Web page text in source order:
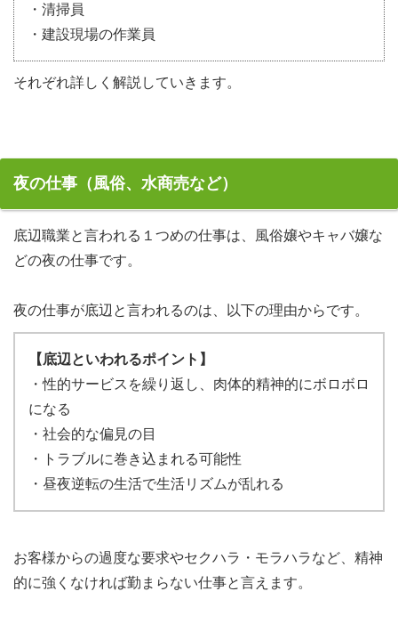
・清掃員
・建設現場の作業員
それぞれ詳しく解説していきます。
夜の仕事（風俗、水商売など）
底辺職業と言われる１つめの仕事は、風俗嬢やキャバ嬢な
どの夜の仕事です。
夜の仕事が底辺と言われるのは、以下の理由からです。
【底辺といわれるポイント】
・性的サービスを繰り返し、肉体的精神的にボロボロ
になる
・社会的な偏見の目
・トラブルに巻き込まれる可能性
・昼夜逆転の生活で生活リズムが乱れる
お客様からの過度な要求やセクハラ・モラハラなど、精神
的に強くなければ勤まらない仕事と言えます。